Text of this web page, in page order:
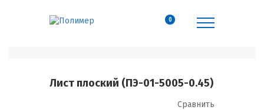
0
Лист плоский (ПЭ-01-5005-0.45)
Сравнить